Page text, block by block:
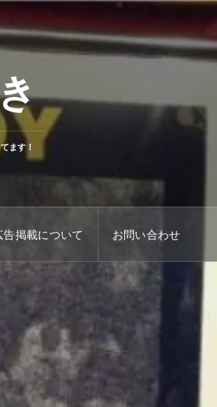
ます！
告掲載について お問い合わせ